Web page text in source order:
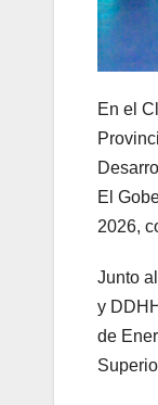
En el
El
2026,
Junto
y
de